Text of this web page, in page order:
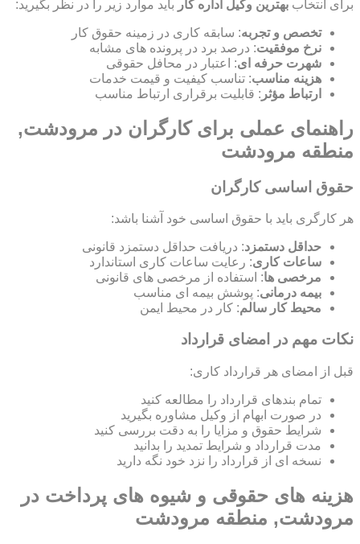
برای انتخاب بهترین وکیل اداره کار باید موارد زیر را در نظر بگیرید:
تخصص و تجربه: سابقه کاری در زمینه حقوق کار
نرخ موفقیت: درصد برد در پرونده های مشابه
شهرت حرفه ای: اعتبار در محافل حقوقی
هزینه مناسب: تناسب کیفیت و قیمت خدمات
ارتباط مؤثر : قابلیت برقراری ارتباط مناسب
راهنمای عملی برای کارگران در مرودشت,
منطقه مرودشت
حقوق اساسی کارگران
هر کارگری باید با حقوق اساسی خود آشنا باشد:
حداقل دستمزد: دریافت حداقل دستمزد قانونی
ساعات کاری: رعایت ساعات کاری استاندارد
مرخصی ها: استفاده از مرخصی های قانونی
بیمه درمانی: پوشش بیمه ای مناسب
محیط کار سالم: کار در محیط ایمن
نکات مهم در امضای قرارداد
قبل از امضای هر قرارداد کاری:
تمام بندهای قرارداد را مطالعه کنید
در صورت ابهام از وکیل مشاوره بگیرید
شرایط حقوق و مزایا را به دقت بررسی کنید
مدت قرارداد و شرایط تمدید را بدانید
نسخه ای از قرارداد را نزد خود نگه دارید
هزینه های حقوقی و شیوه های پرداخت در
مرودشت, منطقه مرودشت